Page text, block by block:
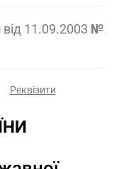
від 11.09.2003 №
Реквізити